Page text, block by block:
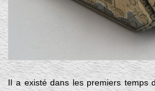
Il a existé dans les premiers temps